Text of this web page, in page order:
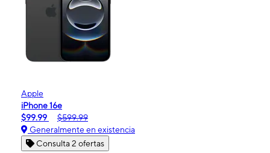
Apple
iPhone 16e
$99.99
$599.99
Generalmente en existencia
Consulta 2 ofertas